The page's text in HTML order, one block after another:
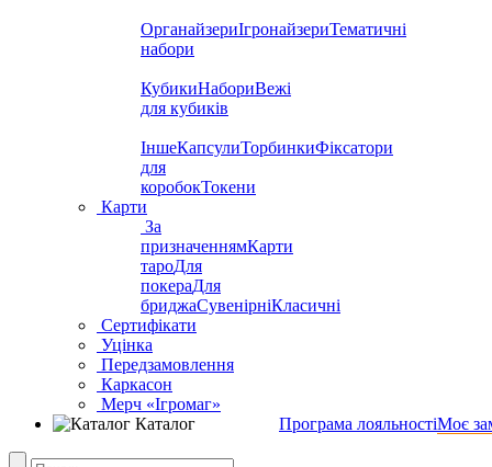
ОрганайзериІгронайзериТематичні
набори
КубикиНабориВежі
для кубиків
ІншеКапсулиТорбинкиФіксатори
для
коробокТокени
Карти
За
призначеннямКарти
тароДля
покераДля
бриджаСувенірніКласичні
Сертифікати
Уцінка
Передзамовлення
Каркасон
Мерч «Ігромаг»
Каталог
Програма лояльностіМоє